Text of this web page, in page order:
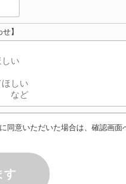
】
同意いただいた場合は、確認画面
す